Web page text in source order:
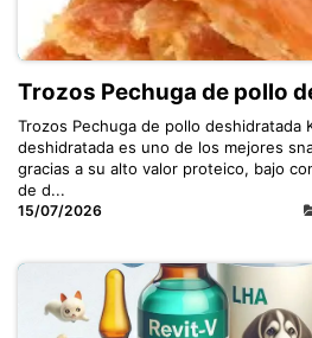
Trozos Pechuga de pollo
Trozos Pechuga de pollo deshidratada
deshidratada es uno de los mejores
gracias a su alto valor proteico, bajo
de d...
15/07/2026